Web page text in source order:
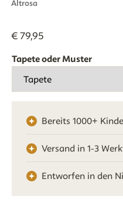
Altrosa
€ 79,95
Tapete oder Muster
Bereits 1000+
Versand in 1-3
Entworfen in den